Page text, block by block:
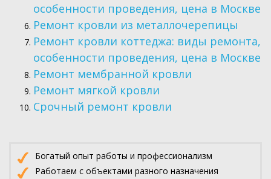
особенности проведения, цена в Москве
Ремонт кровли из металлочерепицы
Ремонт кровли коттеджа: виды ремонта,
особенности проведения, цена в Москве
Ремонт мембранной кровли
Ремонт мягкой кровли
Срочный ремонт кровли
Богатый опыт работы и профессионализм
Работаем с объектами разного назначения